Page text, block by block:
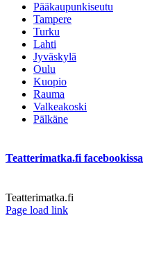
Pääkaupunkiseutu
Tampere
Turku
Lahti
Jyväskylä
Oulu
Kuopio
Rauma
Valkeakoski
Pälkäne
Teatterimatka.fi facebookissa
Teatterimatka.fi
Facebook
Page load link